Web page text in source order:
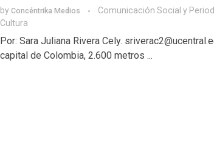
by Concéntrika Medios
Comunicación Social y
Cultura
Por: Sara Juliana Rivera Cely.
capital de Colombia, 2.600 metros ...